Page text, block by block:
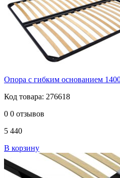
Опора с гибким основанием
Код товара: 276618
0 0 отзывов
5 440
В корзину